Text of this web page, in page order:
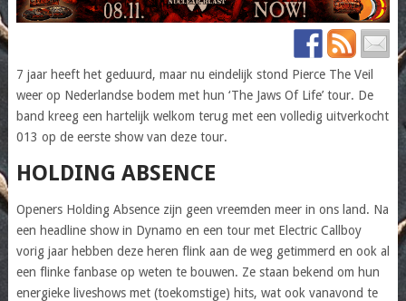
7 jaar heeft het geduurd, maar nu eindelijk stond Pierce The Veil
weer op Nederlandse bodem met hun ‘The Jaws Of Life’ tour. De
band kreeg een hartelijk welkom terug met een volledig uitverkocht
013 op de eerste show van deze tour.
HOLDING ABSENCE
Openers Holding Absence zijn geen vreemden meer in ons land. Na
een headline show in Dynamo en een tour met Electric Callboy
vorig jaar hebben deze heren flink aan de weg getimmerd en ook al
een flinke fanbase op weten te bouwen. Ze staan bekend om hun
energieke liveshows met (toekomstige) hits, wat ook vanavond te